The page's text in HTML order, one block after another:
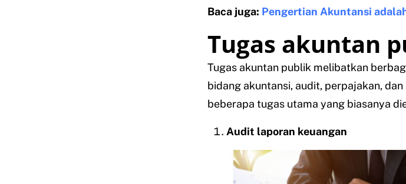
Baca juga: Pengertian Akuntansi
Tugas akuntan
Tugas akuntan publik melibatkan
bidang akuntansi, audit, perpajakan,
beberapa tugas utama yang biasanya
Audit laporan keuangan